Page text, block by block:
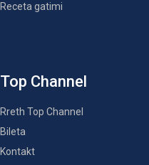
Receta gatimi
Top Channel
Rreth Top Channel
Bileta
Kontakt